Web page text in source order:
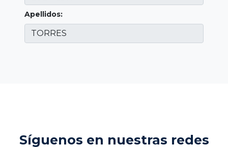
Apellidos:
Síguenos en nuestras redes